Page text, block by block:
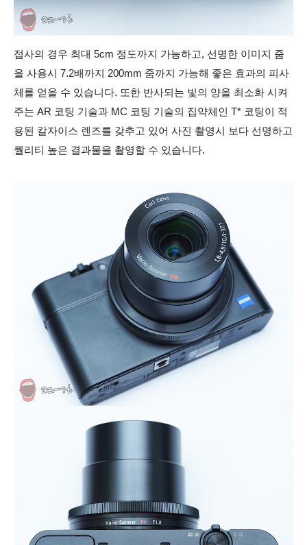
접사의 경우 최대 5cm 정도까지 가능하고, 선명한 이미지 줌
을 사용시 7.2배까지 200mm 줌까지 가능해 좋은 효과의 피사
체를 얻을 수 있습니다. 또한 반사되는 빛의 양을 최소화 시켜
주는 AR 코팅 기술과 MC 코팅 기술의 집약체인 T* 코팅이 적
용된 칼자이스 렌즈를 갖추고 있어 사진 촬영시 보다 선명하고
퀄리티 높은 결과물을 촬영할 수 있습니다.